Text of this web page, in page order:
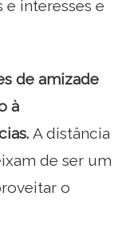
interesses e
de amizade
à
A distância
de ser um
o